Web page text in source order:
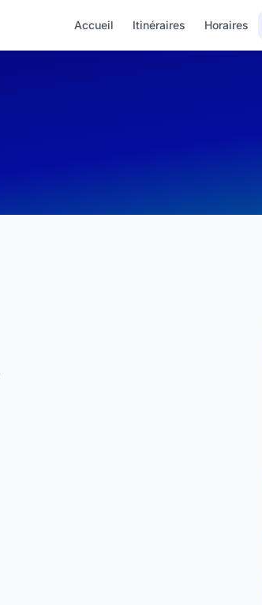
Accueil Itinéraires Horaires